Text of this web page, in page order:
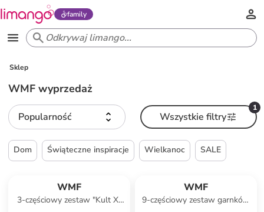
family
Sklep
WMF wyprzedaż
Popularność
1
Wszystkie filtry
Dom Świąteczne inspiracje Wielkanoc SALE
WMF
3-częściowy zestaw "Kult X"
WMF
9-częściowy zestaw garnków